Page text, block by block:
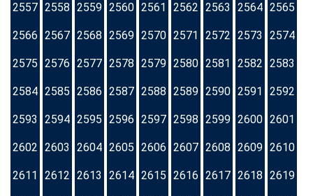
2557 2558 2559 2560 2561 2562 2563 2564 2565
2566 2567 2568 2569 2570 2571 2572 2573 2574
2575 2576 2577 2578 2579 2580 2581 2582 2583
2584 2585 2586 2587 2588 2589 2590 2591 2592
2593 2594 2595 2596 2597 2598 2599 2600 2601
2602 2603 2604 2605 2606 2607 2608 2609 2610
2611 2612 2613 2614 2615 2616 2617 2618 2619